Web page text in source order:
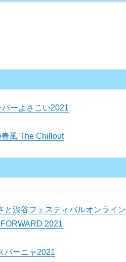
ーよさこい2021
春風 The Chillout
と渋谷フェスティバルオンライン
2021
パーニャ2021